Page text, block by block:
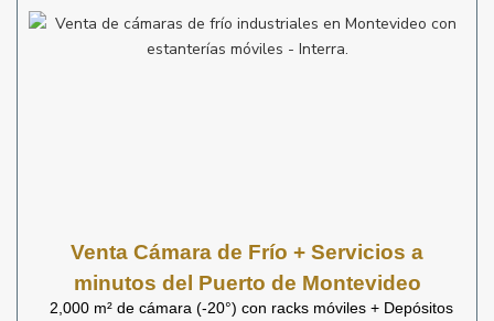
Venta Cámara de Frío + Servicios a
minutos del Puerto de Montevideo
2,000 m² de cámara (-20°) con racks móviles + Depósitos